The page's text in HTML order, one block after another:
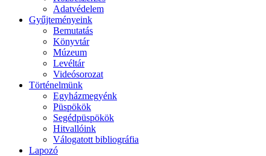
Adatvédelem
Gyűjteményeink
Bemutatás
Könyvtár
Múzeum
Levéltár
Videósorozat
Történelmünk
Egyházmegyénk
Püspökök
Segédpüspökök
Hitvallóink
Válogatott bibliográfia
Lapozó